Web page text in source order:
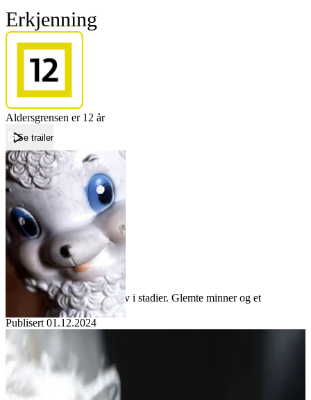
Erkjenning
Aldersgrensen er 12 år
Se trailer
ForsideErkjenning
Erkjenning
Film
Forfatter:
Leverandør:
Norgesfilm AS
Lisens:
En helt vanlig onsdag. Et liv i stadier. Glemte minner og et
øyeblikks erfaring.
Publisert 01.12.2024